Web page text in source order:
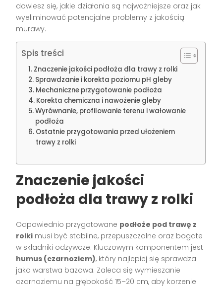
dowiesz się, jakie działania są najważniejsze oraz jak
wyeliminować potencjalne problemy z jakością
murawy.
Spis treści
Znaczenie jakości podłoża dla trawy z rolki
Sprawdzanie i korekta poziomu pH gleby
Mechaniczne przygotowanie podłoża
Korekta chemiczna i nawożenie gleby
Wyrównanie, profilowanie terenu i wałowanie
podłoża
Ostatnie przygotowania przed ułożeniem
trawy z rolki
Znaczenie jakości
podłoża dla trawy z rolki
Odpowiednio przygotowane podłoże pod trawę z
rolki musi być stabilne, przepuszczalne oraz bogate
w składniki odżywcze. Kluczowym komponentem jest
humus (czarnoziem), który najlepiej się sprawdza
jako warstwa bazowa. Zaleca się wymieszanie
czarnoziemu na głębokość 15–20 cm, aby korzenie